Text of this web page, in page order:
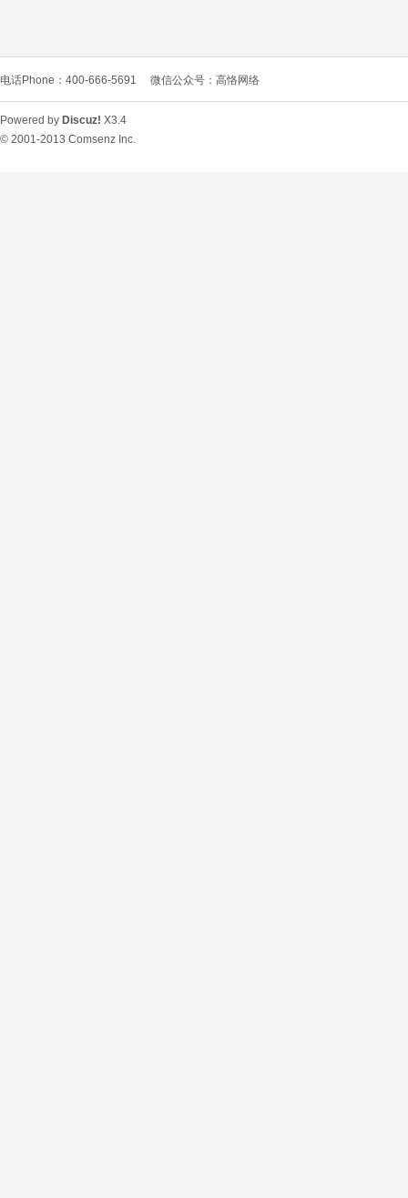
电话Phone：400-666-5691 微信公众号：高恪网络
Powered by Discuz! X3.4
© 2001-2013 Comsenz Inc.